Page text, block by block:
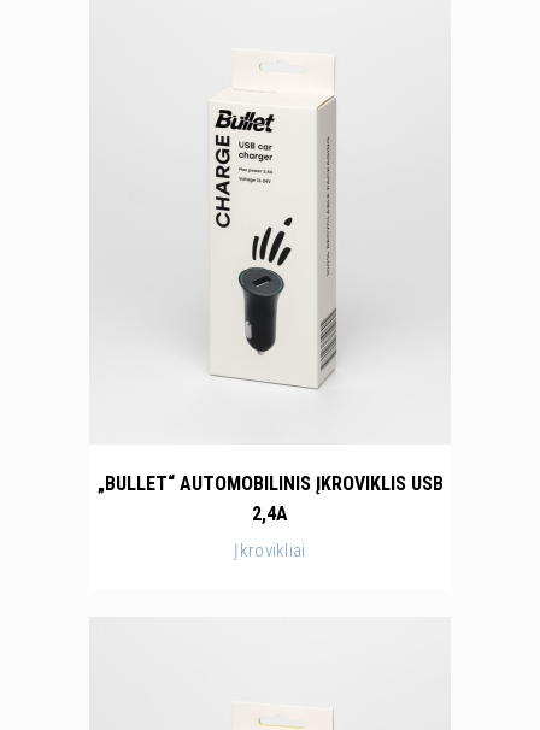
„BULLET“ AUTOMOBILINIS ĮKROVIKLIS USB
2,4A
Įkrovikliai